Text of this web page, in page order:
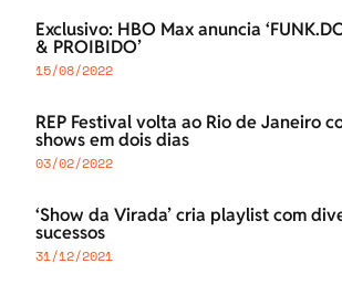
Exclusivo: HBO Max anuncia
& PROIBIDO’
15/08/2022
REP Festival volta ao Rio de Janeiro
shows em dois dias
03/02/2022
‘Show da Virada’ cria playlist com
sucessos
31/12/2021